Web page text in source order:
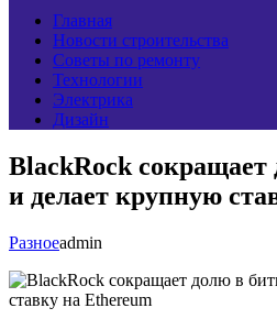
Главная
Новости строительства
Советы по ремонту
Технологии
Электрика
Дизайн
BlackRock сокращает
и делает крупную
Разноеadmin